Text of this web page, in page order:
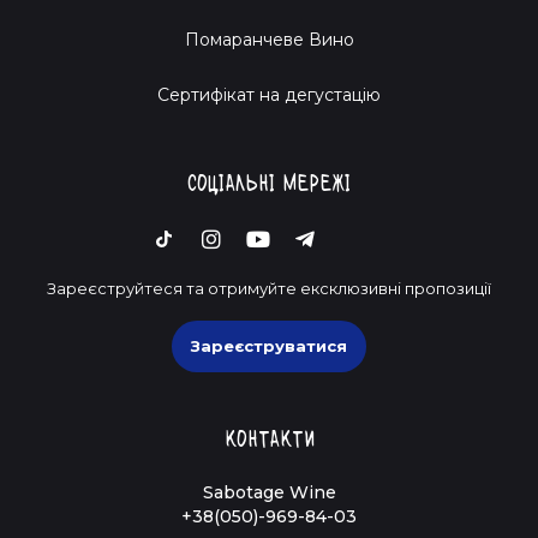
Помаранчеве Вино
Cертифікат на дегустацію
Соціальні мережі
Зареєструйтеся та отримуйте ексклюзивні пропозиції
Зареєструватися
Контакти
Sabotage Wine
+38(050)-969-84-03